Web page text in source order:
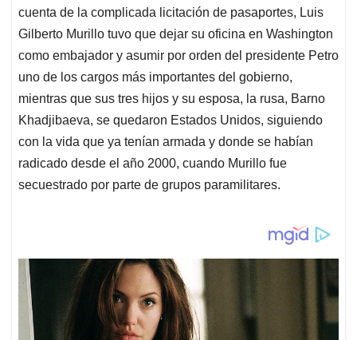
cuenta de la complicada licitación de pasaportes, Luis
Gilberto Murillo tuvo que dejar su oficina en Washington
como embajador y asumir por orden del presidente Petro
uno de los cargos más importantes del gobierno,
mientras que sus tres hijos y su esposa, la rusa, Barno
Khadjibaeva, se quedaron Estados Unidos, siguiendo
con la vida que ya tenían armada y donde se habían
radicado desde el año 2000, cuando Murillo fue
secuestrado por parte de grupos paramilitares.